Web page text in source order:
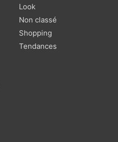
Look
Non classé
Shopping
Tendances